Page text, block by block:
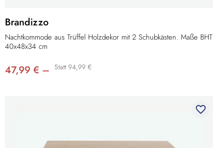
Brandizzo
Nachtkommode aus Trüffel Holzdekor mit 2 Schubkästen. Maße BHT
40x48x34 cm
47,99 € – Statt 94,99 €
favorite_border